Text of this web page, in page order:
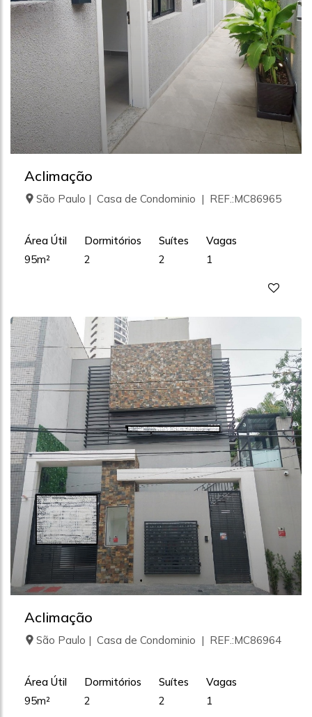
Aclimação
São Paulo | Casa de Condominio | REF.:MC86965
Área Útil
95m²
Dormitórios
2
Suítes
2
Vagas
1
Aclimação
São Paulo | Casa de Condominio | REF.:MC86964
Área Útil
95m²
Dormitórios
2
Suítes
2
Vagas
1